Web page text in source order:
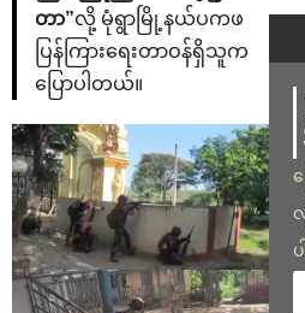
တာ”လို့ မုံရွာမြို့နယ်ပကဖ
ပြန်ကြားရေးတာဝန်ရှိသူက
ပြောပါတယ်။